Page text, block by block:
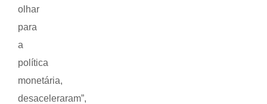
olhar
para
a
política
monetária,
desaceleraram”,